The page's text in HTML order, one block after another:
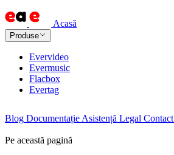
Acasă
Produse
Evervideo
Evermusic
Flacbox
Evertag
Blog Documentație Asistență Legal Contact
Pe această pagină